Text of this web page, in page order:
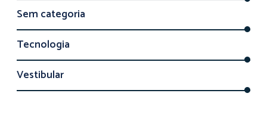
Sem categoria
Tecnologia
Vestibular